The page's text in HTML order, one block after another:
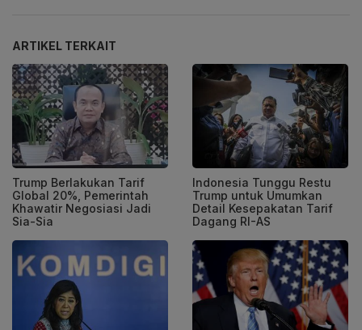
ARTIKEL TERKAIT
Trump Berlakukan Tarif
Global 20%, Pemerintah
Khawatir Negosiasi Jadi
Sia-Sia
Indonesia Tunggu Restu
Trump untuk Umumkan
Detail Kesepakatan Tarif
Dagang RI-AS